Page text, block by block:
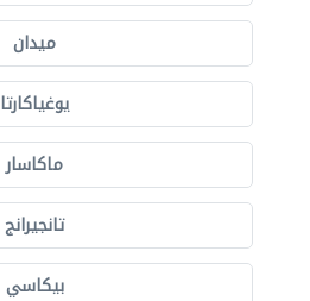
ميدان
يوغياكارتا
ماكاسار
تانجيرانج
بيكاسي